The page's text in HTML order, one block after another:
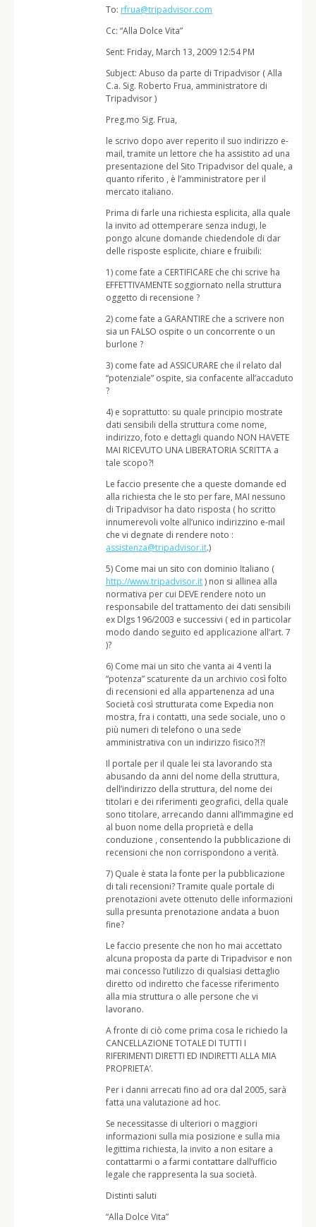
To: rfrua@tripadvisor.com
Cc: “Alla Dolce Vita”
Sent: Friday, March 13, 2009 12:54 PM
Subject: Abuso da parte di Tripadvisor ( Alla
C.a. Sig. Roberto Frua, amministratore di
Tripadvisor )
Preg.mo Sig. Frua,
le scrivo dopo aver reperito il suo indirizzo e-
mail, tramite un lettore che ha assistito ad una
presentazione del Sito Tripadvisor del quale, a
quanto riferito , è l’amministratore per il
mercato italiano.
Prima di farle una richiesta esplicita, alla quale
la invito ad ottemperare senza indugi, le
pongo alcune domande chiedendole di dar
delle risposte esplicite, chiare e fruibili:
1) come fate a CERTIFICARE che chi scrive ha
EFFETTIVAMENTE soggiornato nella struttura
oggetto di recensione ?
2) come fate a GARANTIRE che a scrivere non
sia un FALSO ospite o un concorrente o un
burlone ?
3) come fate ad ASSICURARE che il relato dal
“potenziale” ospite, sia confacente all’accaduto
?
4) e soprattutto: su quale principio mostrate
dati sensibili della struttura come nome,
indirizzo, foto e dettagli quando NON HAVETE
MAI RICEVUTO UNA LIBERATORIA SCRITTA a
tale scopo?!
Le faccio presente che a queste domande ed
alla richiesta che le sto per fare, MAI nessuno
di Tripadvisor ha dato risposta ( ho scritto
innumerevoli volte all’unico indirizzino e-mail
che vi degnate di rendere noto :
assistenza@tripadvisor.it.)
5) Come mai un sito con dominio Italiano (
http://www.tripadvisor.it) non si allinea alla
normativa per cui DEVE rendere noto un
responsabile del trattamento dei dati sensibili
ex Dlgs 196/2003 e successivi ( ed in particolar
modo dando seguito ed applicazione all’art. 7
)?
6) Come mai un sito che vanta ai 4 venti la
“potenza” scaturente da un archivio così folto
di recensioni ed alla appartenenza ad una
Società così strutturata come Expedia non
mostra, fra i contatti, una sede sociale, uno o
più numeri di telefono o una sede
amministrativa con un indirizzo fisico?!?!
Il portale per il quale lei sta lavorando sta
abusando da anni del nome della struttura,
dell’indirizzo della struttura, del nome dei
titolari e dei riferimenti geografici, della quale
sono titolare, arrecando danni all’immagine ed
al buon nome della proprietà e della
conduzione , consentendo la pubblicazione di
recensioni che non corrispondono a verità.
7) Quale è stata la fonte per la pubblicazione
di tali recensioni? Tramite quale portale di
prenotazioni avete ottenuto delle informazioni
sulla presunta prenotazione andata a buon
fine?
Le faccio presente che non ho mai accettato
alcuna proposta da parte di Tripadvisor e non
mai concesso l’utilizzo di qualsiasi dettaglio
diretto od indiretto che facesse riferimento
alla mia struttura o alle persone che vi
lavorano.
A fronte di ciò come prima cosa le richiedo la
CANCELLAZIONE TOTALE DI TUTTI I
RIFERIMENTI DIRETTI ED INDIRETTI ALLA MIA
PROPRIETA’.
Per i danni arrecati fino ad ora dal 2005, sarà
fatta una valutazione ad hoc.
Se necessitasse di ulteriori o maggiori
informazioni sulla mia posizione e sulla mia
legittima richiesta, la invito a non esitare a
contattarmi o a farmi contattare dall’ufficio
legale che rappresenta la sua società.
Distinti saluti
“Alla Dolce Vita”